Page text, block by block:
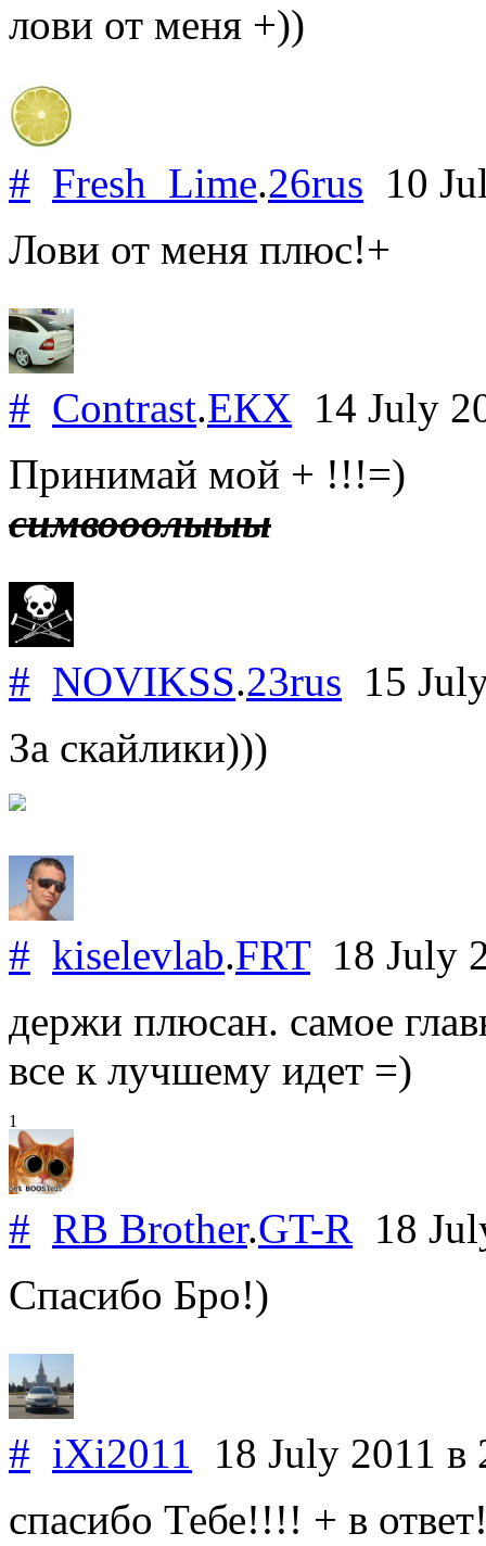
лови от меня +))
# Fresh_Lime.26rus 10
Лови от меня плюс!+
# Contrast.ЕКХ 14 July
Принимай мой + !!!=)
симвооолыыы
# NOVIKSS.23rus 15
За скайлики)))
# kiselevlab.FRT18 July
держи плюсан. самое
все к лучшему идет =)
1
# RB Brother.GT-R 18
Спасибо Бро!)
# iXi2011 18 July 2011 в
спасибо Тебе!!!! + в